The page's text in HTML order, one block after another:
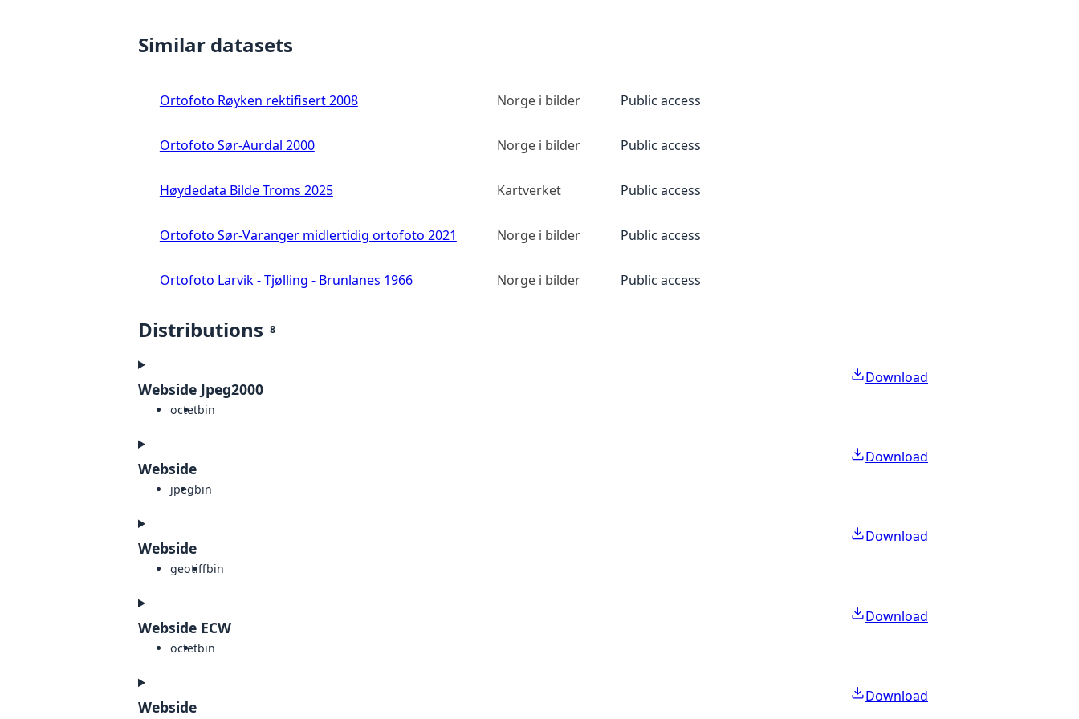
Similar datasets
Ortofoto Røyken rektifisert 2008 Norge i bilder Public access
Ortofoto Sør-Aurdal 2000 Norge i bilder Public access
Høydedata Bilde Troms 2025 Kartverket Public access
Ortofoto Sør-Varanger midlertidig ortofoto 2021 Norge i bilder Public access
Ortofoto Larvik - Tjølling - Brunlanes 1966 Norge i bilder Public access
Distributions 8
Webside Jpeg2000
octetbin
Download
Webside
jpegbin
Download
Webside
geotiffbin
Download
Webside ECW
octetbin
Download
Webside
Download